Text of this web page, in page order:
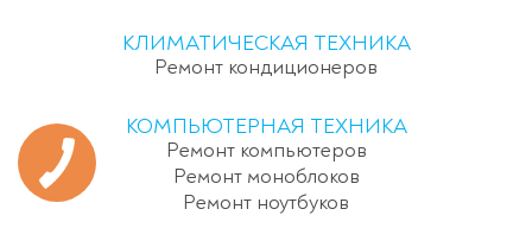
КЛИМАТИЧЕСКАЯ ТЕХНИКА
Ремонт кондиционеров
КОМПЬЮТЕРНАЯ ТЕХНИКА
Ремонт компьютеров
Ремонт моноблоков
Ремонт ноутбуков